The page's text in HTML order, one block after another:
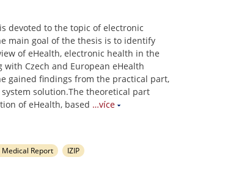
devoted to the topic of electronic
main goal of the thesis is to identify
of eHealth, electronic health in the
with Czech and European eHealth
gained findings from the practical part,
solution.The theoretical part
of eHealth, based …více
Report IZIP